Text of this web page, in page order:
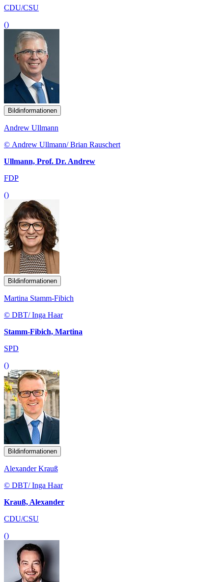
CDU/CSU
()
Bildinformationen
Andrew Ullmann
© Andrew Ullmann/ Brian Rauschert
Ullmann, Prof. Dr. Andrew
FDP
()
Bildinformationen
Martina Stamm-Fibich
© DBT/ Inga Haar
Stamm-Fibich, Martina
SPD
()
Bildinformationen
Alexander Krauß
© DBT/ Inga Haar
Krauß, Alexander
CDU/CSU
()